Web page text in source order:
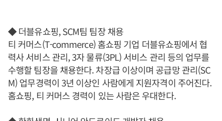
◆ 더블유쇼핑, SCM팀 팀장 채용
티 커머스(T-commerce) 홈쇼핑 기업 더블유쇼핑에서 협
력사 서비스 관리, 3자 물류(3PL) 서비스 관리 등의 업무를
수행할 팀장을 채용한다. 차장급 이상이며 공급망 관리(SC
M) 업무경력이 3년 이상인 사람에게 지원자격이 주어진다.
홈쇼핑, 티 커머스 경력이 있는 사람은 우대한다.